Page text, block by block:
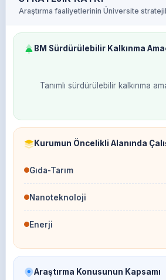
Araştırma faaliyetlerinin Üniversite
BM Sürdürülebilir Kalkınma
Tanımlı sürdürülebilir kalkınma
Kurumun Öncelikli Alanında
Gıda-Tarım
Nanoteknoloji
Enerji
Araştırma Konusunun Kapsamı